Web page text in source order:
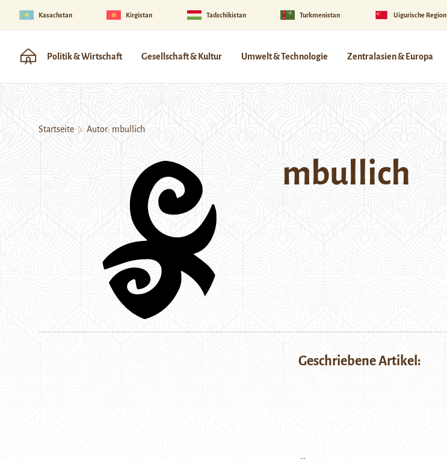
Kasachstan Kirgistan Tadschikistan Turkmenistan Uigurische Region
Politik & Wirtschaft Gesellschaft & Kultur Umwelt & Technologie Zentralasien & Europa
Startseite Autor: mbullich
mbullich
Geschriebene Artikel: